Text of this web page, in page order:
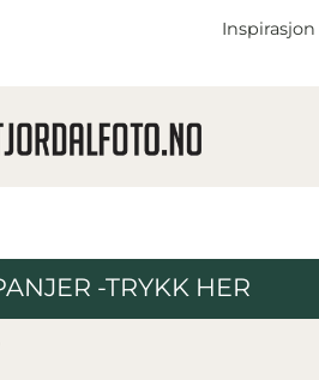
-TRYKK HER